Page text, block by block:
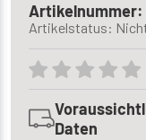
Artikelnummer:
Artikelstatus:
Daten